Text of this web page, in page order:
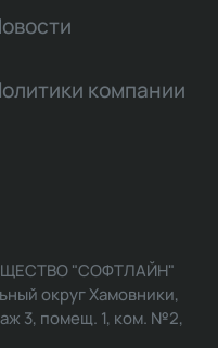
компании
"СОФТЛАЙН"
округ Хамовники,
3, помещ. 1, ком. №2,